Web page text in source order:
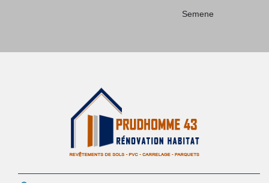
Semene